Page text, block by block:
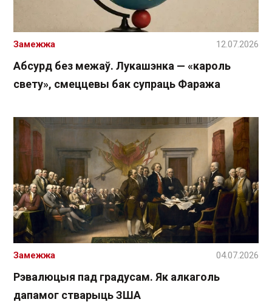
Абсурд без межаў. Лукашэнка — «кароль
свету», смеццевы бак супраць Фаража
Замежжа 12.07.2026
Рэвалюцыя пад градусам. Як алкаголь
дапамог стварыць ЗША
Замежжа 04.07.2026